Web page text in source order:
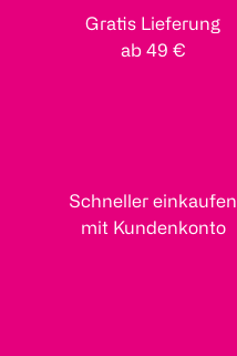
Gratis Lieferung
ab 49 €
Schneller einkaufen
mit Kundenkonto